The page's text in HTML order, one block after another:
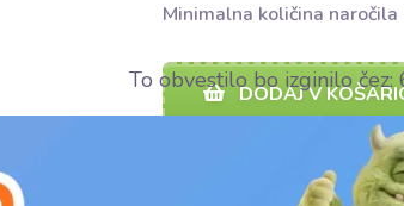
Minimalna količina naročila
DODAJ V
Dodaj v Bubumix
To obvestilo bo izginilo čez: